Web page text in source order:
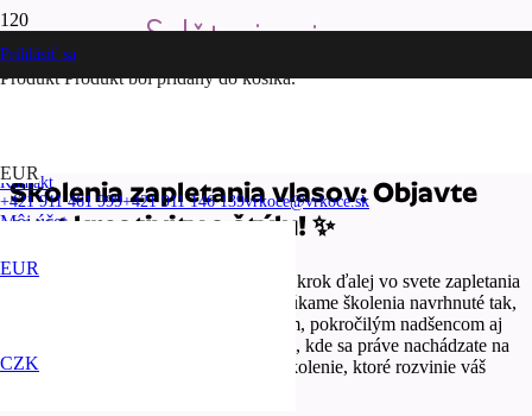
Prihlásiť sa
ProduktProduktbol pridaný do košíka.
EUR
EUR
CZK
Kontakt
+421 911 461 999+421 911 146 139vrkoce@vrkoce.sk
Môj účet
Splňte si svoje sny
Školenia zapletania vlasov: Objavte
svet kreativity a štýlu! ✨
Hľadáte školenie, ktoré vás posunie o krok ďalej vo svete zapletania
vlasov? Ste na správnom mieste! Ponúkame školenia navrhnuté tak,
aby vyhovovali úplným začiatočníkom, pokročilým nadšencom aj
skúseným braiderom. Nezáleží na tom, kde sa práve nachádzate na
svojej ceste – u nás nájdete to pravé školenie, ktoré rozvinie váš